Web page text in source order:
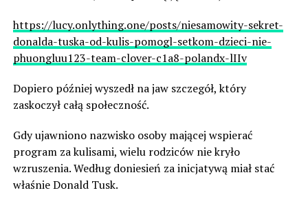
https://lucy.onlything.one/posts/niesamowity-sekret-
donalda-tuska-od-kulis-pomogl-setkom-dzieci-nie-
phuongluu123-team-clover-c1a8-polandx-lIIv
Dopiero później wyszedł na jaw szczegół, który
zaskoczył całą społeczność.
Gdy ujawniono nazwisko osoby mającej wspierać
program za kulisami, wielu rodziców nie kryło
wzruszenia. Według doniesień za inicjatywą miał stać
właśnie Donald Tusk.